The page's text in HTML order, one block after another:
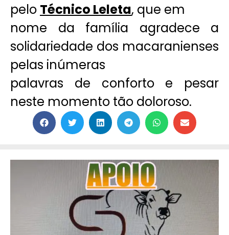
pelo Técnico Leleta, que em
nome da família agradece a
solidariedade dos macaranienses
pelas inúmeras
palavras de conforto e pesar
neste momento tão doloroso.